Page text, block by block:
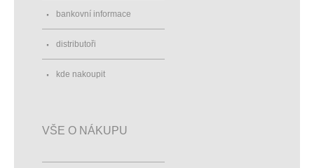
bankovní informace
distributoři
kde nakoupit
VŠE O NÁKUPU